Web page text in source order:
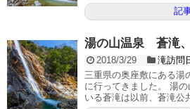
記
湯の山温泉 蒼滝
2018/3/29 滝訪問
三重県の奥座敷にある湯
に行ってきました。 湯
いる蒼滝は以前、蒼滝公